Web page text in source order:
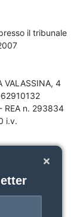
il tribunale
VALASSINA, 4
REA n. 293834
i.v.